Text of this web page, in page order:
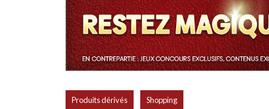
Produits dérivés Shopping